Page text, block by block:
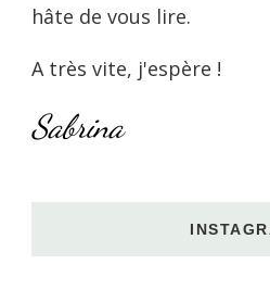
hâte de vous lire.
A très vite, j'espère !
Sabrina